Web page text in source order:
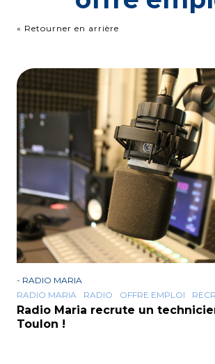
« Retourner en arrière
- RADIO MARIA
RADIO MARIA
RADIO OFFRE EMPLOI
Radio Maria recrute un
Toulon !